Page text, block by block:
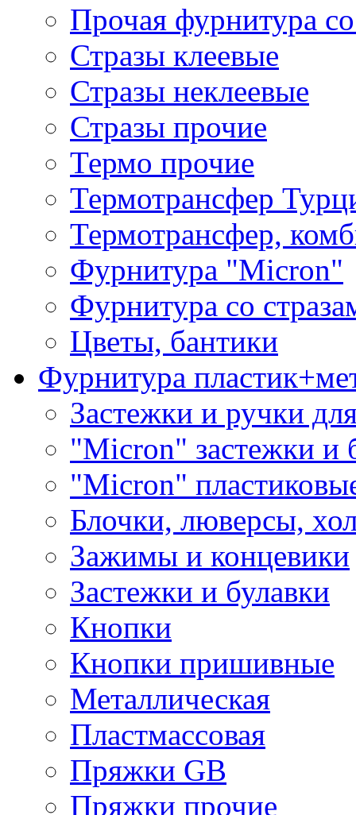
Прочая фурнитура
Стразы клеевые
Стразы неклеевые
Стразы прочие
Термо прочие
Термотрансфер
Термотрансфер,
Фурнитура "Micron"
Фурнитура со
Цветы, бантики
Фурнитура
Застежки и ручки
"Micron" застежки и
"Micron"
Блочки, люверсы,
Зажимы и концевики
Застежки и булавки
Кнопки
Кнопки пришивные
Металлическая
Пластмассовая
Пряжки GB
Пряжки прочие